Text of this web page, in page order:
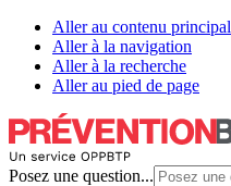
Aller au contenu principal
Aller à la navigation
Aller à la recherche
Aller au pied de page
Posez une question...